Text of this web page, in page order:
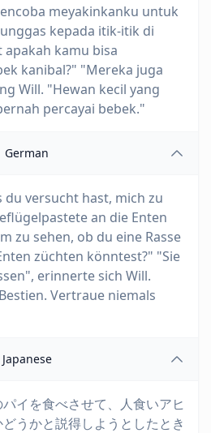
meyakinkanku untuk
kepada itik-itik di
kamu bisa
kanibal?" "Mereka juga
Will. "Hewan kecil yang
percayai bebek."
German
du versucht hast, mich zu
an die Enten
zu sehen, ob du eine Rasse
züchten könntest?" "Sie
erinnerte sich Will.
Vertraue niemals
Japanese
パイを食べさせて、人食いアヒ
うかと説得しようとしたとき